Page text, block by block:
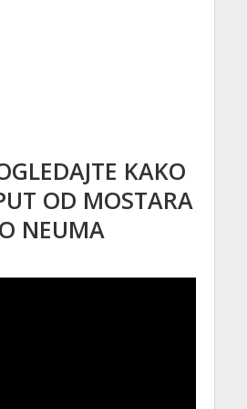
KAKO
OD MOSTARA
NEUMA